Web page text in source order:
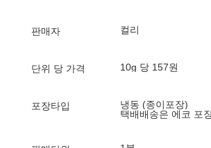
판매자 컬리
단위 당 가격 10g 당 157원
포장타입
냉동 (종이포장)
택배배송은 에코 포